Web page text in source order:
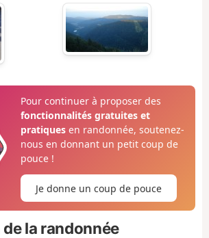
Pour continuer à proposer des
fonctionnalités gratuites et
pratiquesen randonnée, soutenez-
nous en donnant un petit coup de
pouce !
Je donne un coup de pouce
la randonnée